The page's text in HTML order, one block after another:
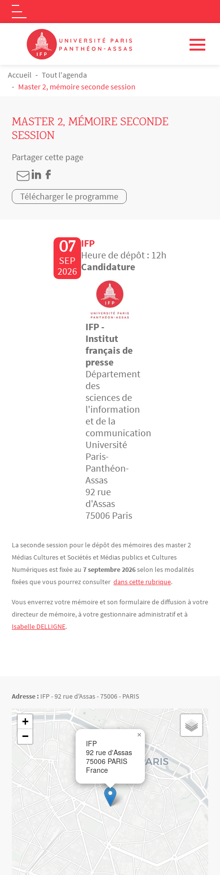
Aller au contenu principal
Logo
FIL D'ARIANE
Accueil
Tout l'agenda
Master 2, mémoire seconde session
MASTER 2, MÉMOIRE SECONDE
SESSION
Partager cette page
Télécharger le programme
07
SEP
2026
IFP
Heure de dépôt : 12h
Candidature
IFP -
Institut
français de
presse
Département
des
sciences de
l'information
et de la
communication
Université
Paris-
Panthéon-
Assas
92 rue
d'Assas
75006 Paris
Contenu
Texte
La seconde session pour le dépôt des mémoires des master 2
Médias Cultures et Sociétés et Médias publics et Cultures
Numériques est fixée au 7 septembre 2026selon les modalités
fixées que vous pourrez consulter dans cette rubrique.
Vous enverrez votre mémoire et son formulaire de diffusion à votre
directeur de mémoire, à votre gestionnaire administratif et à
Isabelle DELLIGNE.
Adresse : IFP - 92 rue d'Assas - 75006 - PARIS
Géolocalisation
IFP
92 rue d'Assas
75006 PARIS
France
×
+
−